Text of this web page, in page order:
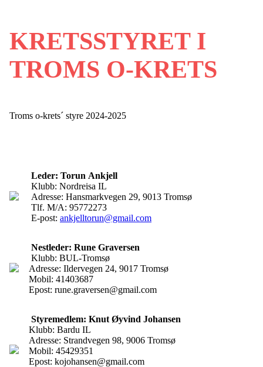
KRETSSTYRET I
TROMS O-KRETS
Troms o-krets´ styre 2024-2025
Leder: Torun Ankjell
Klubb: Nordreisa IL
Adresse: Hansmarkvegen 29, 9013 Tromsø
Tlf. M/A: 95772273
E-post: ankjelltorun@gmail.com
Nestleder: Rune Graversen
Klubb: BUL-Tromsø
Adresse: Ildervegen 24, 9017 Tromsø
Mobil: 41403687
Epost: rune.graversen@gmail.com
Styremedlem: Knut Øyvind Johansen
Klubb: Bardu IL
Adresse: Strandvegen 98, 9006 Tromsø
Mobil: 45429351
Epost: kojohansen@gmail.com